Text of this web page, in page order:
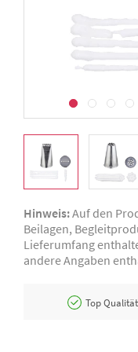
Hinweis:Auf den
Beilagen,
Lieferumfang
andere Angaben
Top